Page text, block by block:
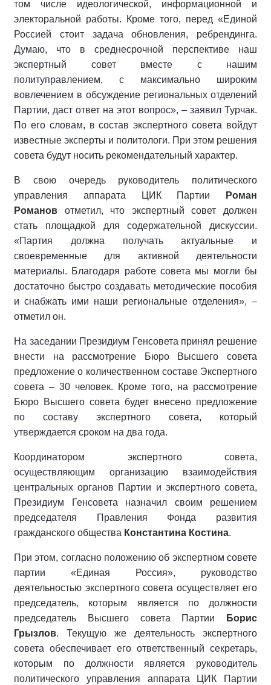
том числе идеологической, информационной и
электоральной работы. Кроме того, перед «Единой
Россией стоит задача обновления, ребрендинга.
Думаю, что в среднесрочной перспективе наш
экспертный совет вместе с нашим
политуправлением, с максимально широким
вовлечением в обсуждение региональных отделений
Партии, даст ответ на этот вопрос», – заявил Турчак.
По его словам, в состав экспертного совета войдут
известные эксперты и политологи. При этом решения
совета будут носить рекомендательный характер.
В свою очередь руководитель политического
управления аппарата ЦИК Партии
Роман
Романов отметил, что экспертный совет должен
стать площадкой для содержательной дискуссии.
«Партия должна получать актуальные и
своевременные для активной деятельности
материалы. Благодаря работе совета мы могли бы
достаточно быстро создавать методические пособия
и снабжать ими наши региональные отделения», –
отметил он.
На заседании Президиум Генсовета принял решение
внести на рассмотрение Бюро Высшего совета
предложение о количественном составе Экспертного
совета – 30 человек. Кроме того, на рассмотрение
Бюро Высшего совета будет внесено предложение
по составу экспертного совета, который
утверждается сроком на два года.
Координатором экспертного совета,
осуществляющим организацию взаимодействия
центральных органов Партии и экспертного совета,
Президиум Генсовета назначил своим решением
председателя Правления Фонда развития
гражданского общества Константина Костина.
При этом, согласно положению об экспертном совете
партии «Единая Россия», руководство
деятельностью экспертного совета осуществляет его
председатель, которым является по должности
председатель Высшего совета Партии
Борис
Грызлов. Текущую же деятельность экспертного
совета обеспечивает его ответственный секретарь,
которым по должности является руководитель
политического управления аппарата ЦИК Партии